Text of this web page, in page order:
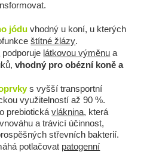
jódu vhodný u koní, u kterých
štítné žlázy.
podporuje látkovou výměnu a
vhodný pro obézní koně a
s vyšší transportní
využitelností až 90 %.
prebiotickávláknina, která
a trávicí účinnost,
střevních bakterií.
potlačovat patogenní